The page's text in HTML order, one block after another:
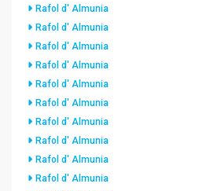
Rafol d' Almunia
Rafol d' Almunia
Rafol d' Almunia
Rafol d' Almunia
Rafol d' Almunia
Rafol d' Almunia
Rafol d' Almunia
Rafol d' Almunia
Rafol d' Almunia
Rafol d' Almunia